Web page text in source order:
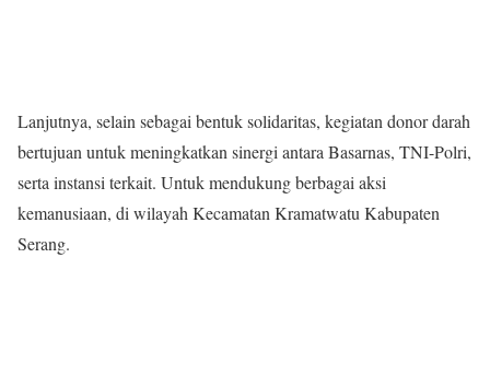
Lanjutnya, selain sebagai bentuk solidaritas, kegiatan donor darah
bertujuan untuk meningkatkan sinergi antara Basarnas, TNI-Polri,
serta instansi terkait. Untuk mendukung berbagai aksi
kemanusiaan, di wilayah Kecamatan Kramatwatu Kabupaten
Serang.